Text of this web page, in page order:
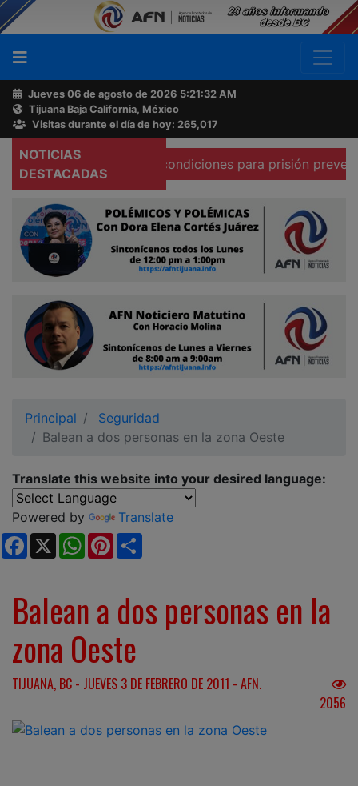
Jueves 06 de agosto de 2026 5:21:32 AM
Tijuana Baja California, México
Visitas durante el día de hoy: 265,017
NOTICIAS
DESTACADAS
que existen condiciones para prisión preventiva
Principal
Seguridad
Balean a dos personas en la zona Oeste
Translate this website into your desired language:
Powered by
Translate
Facebook
X WhatsApp
Pinterest
Balean a dos personas en la
zona Oeste
TIJUANA, BC - JUEVES 3 DE FEBRERO DE 2011 - AFN.
2056
Buscador
Acerca
de
AFN
Ventas
Contacto
Reportero
Ciudadano